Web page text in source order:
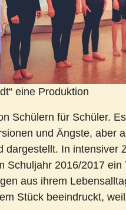
eine Produktion
Schülern für Schüler.
und Ängste, aber
In intensiver
Schuljahr 2016/2017 ein
aus ihrem
Stück beeindruckt,